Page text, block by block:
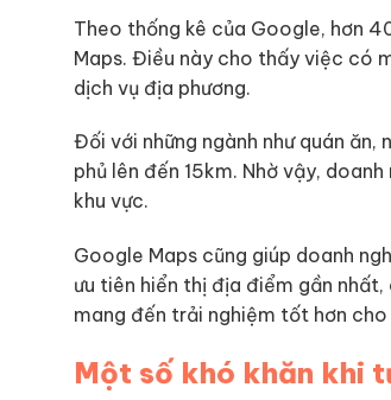
Theo thống kê của Google, hơn
Maps. Điều này cho thấy việc có
dịch vụ địa phương.
Đối với những ngành như quán
phủ lên đến 15km. Nhờ vậy,
khu vực.
Google Maps cũng giúp doanh
ưu tiên hiển thị địa điểm gần
mang đến trải nghiệm tốt hơn cho
Một số khó khăn khi